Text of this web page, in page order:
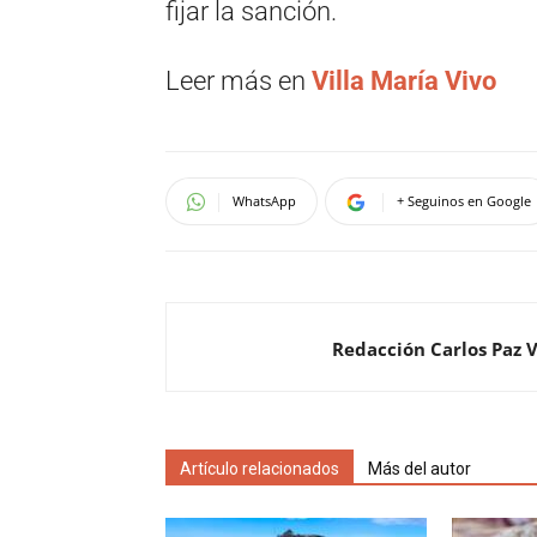
fijar la sanción.
Leer más en Villa María Vivo
WhatsApp + Seguinos en Google
Redacción Carlos Paz
Artículo relacionados Más del autor